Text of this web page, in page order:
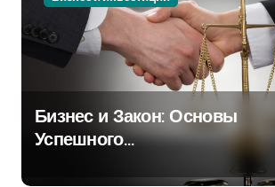
Бизнес и Закон: Основы
Успешного